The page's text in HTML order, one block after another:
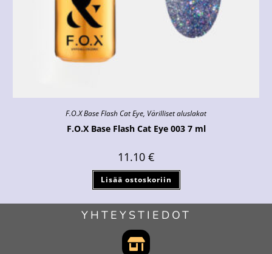
F.O.X Base Flash Cat Eye, Värilliset aluslakat
F.O.X Base Flash Cat Eye 003 7 ml
11.10 €
Lisää ostoskoriin
YHTEYSTIEDOT